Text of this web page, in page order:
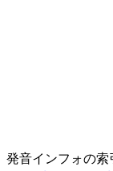
発音インフォの索